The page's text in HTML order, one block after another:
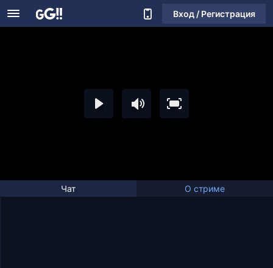
Вход / Регистрация
Чат О стриме